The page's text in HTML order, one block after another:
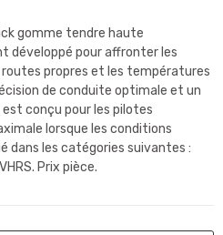
gomme tendre haute
développé pour affronter les
propres et les températures
de conduite optimale et un
conçu pour les pilotes
lorsque les conditions
dans les catégories suivantes :
Prix pièce.